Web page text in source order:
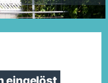
eingelöst